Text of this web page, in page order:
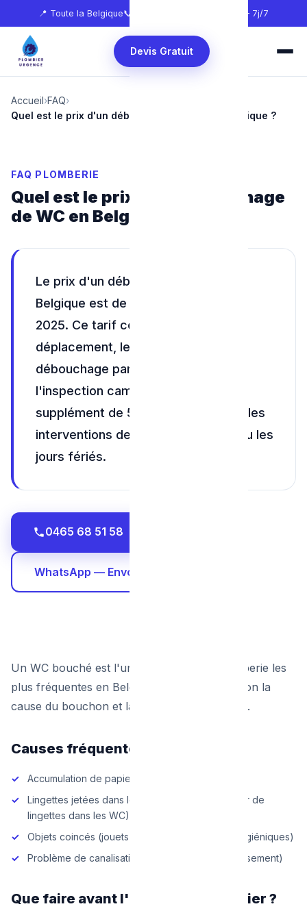
📍 Toute la Belgique📞 🕐 24h/24 — 7j/7
Devis Gratuit
Accueil›FAQ›
Quel est le prix d'un débouchage de WC en Belgique ?
FAQ PLOMBERIE
Quel est le prix d'un débouchage
de WC en Belgique ?
Le prix d'un débouchage de WC en
Belgique est de 80€ à 150€ TTC en
2025. Ce tarif comprend le
déplacement, le diagnostic, le
débouchage par furet ou pompe, et
l'inspection caméra de contrôle. Un
supplément de 50€ s'applique pour les
interventions de nuit, le week-end ou les
jours fériés.
0465 68 51 58
WhatsApp — Envoyez une photo
Un WC bouché est l'une des urgences plomberie les
plus fréquentes en Belgique. Le prix varie selon la
cause du bouchon et la technique nécessaire.
Causes fréquentes de WC bouché
Accumulation de papier toilette
Lingettes jetées dans les toilettes (ne jamais jeter de
lingettes dans les WC)
Objets coincés (jouets d'enfants, protections hygiéniques)
Problème de canalisation en aval (racines, affaissement)
Que faire avant l'arrivée du plombier ?